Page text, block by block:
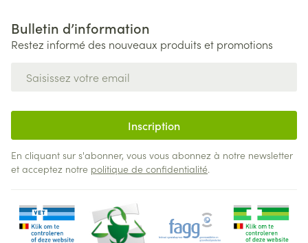
Bulletin d’information
Restez informé des nouveaux produits et promotions
Inscription
En cliquant sur s'abonner, vous vous abonnez à notre newsletter
et acceptez notre politique de confidentialité.